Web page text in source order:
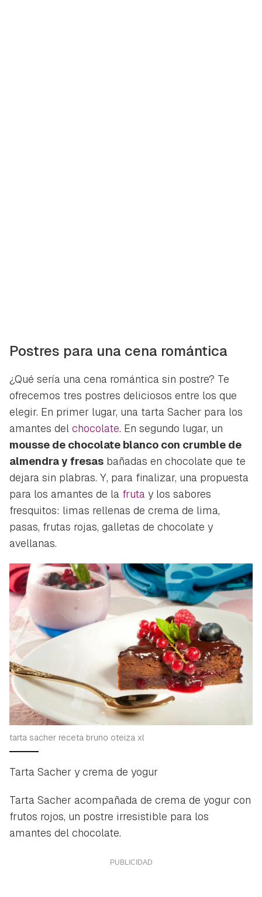
Postres para una cena romántica
¿Qué sería una cena romántica sin postre? Te
ofrecemos tres postres deliciosos entre los que
elegir. En primer lugar, una tarta Sacher para los
amantes del chocolate. En segundo lugar, un
mousse de chocolate blanco con crumble de
almendra y fresas bañadas en chocolate que te
dejara sin plabras. Y, para finalizar, una propuesta
para los amantes de la fruta y los sabores
fresquitos: limas rellenas de crema de lima,
pasas, frutas rojas, galletas de chocolate y
avellanas.
tarta sacher receta bruno oteiza xl
Tarta Sacher y crema de yogur
Tarta Sacher acompañada de crema de yogur con
frutos rojos, un postre irresistible para los
amantes del chocolate.